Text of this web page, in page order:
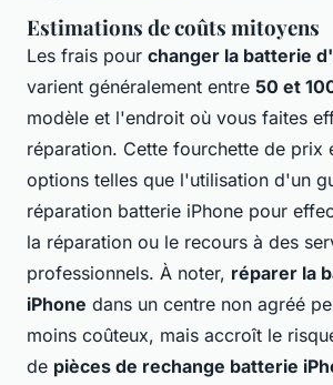
Estimations de coûts mitoyens
Les frais pour changer la batterie
varient généralement entre 50 et
modèle et l'endroit où vous faites
réparation. Cette fourchette de prix
options telles que l'utilisation d'un
réparation batterie iPhone pour
la réparation ou le recours à des
professionnels. À noter, réparer la
iPhone dans un centre non agréé
moins coûteux, mais accroît le
de pièces de rechange batterie